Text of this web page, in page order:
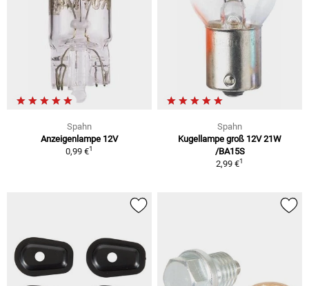
Spahn
Anzeigenlampe 12V
0,99 €1
Spahn
Kugellampe groß 12V 21W
/BA15S
2,99 €1